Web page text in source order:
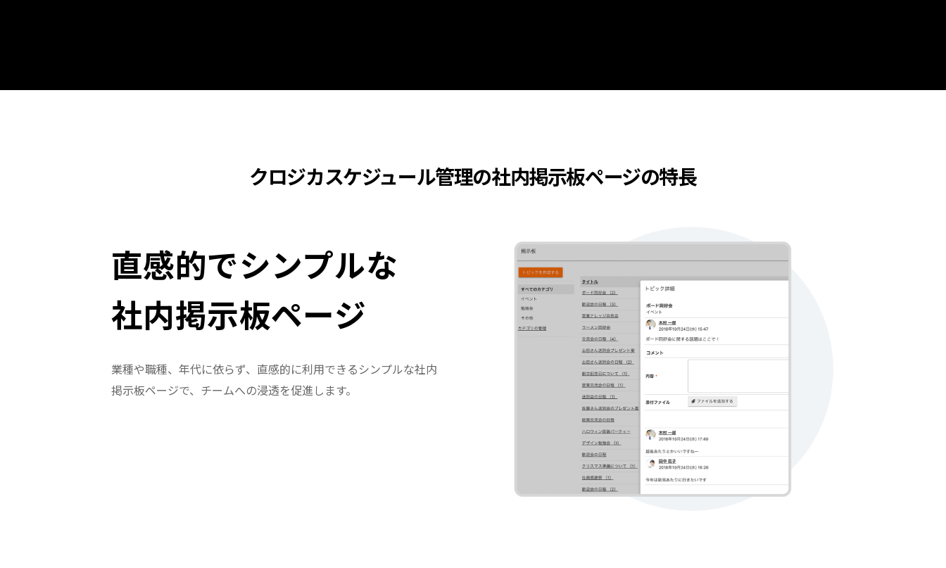
クロジカスケジュール管理の社内掲示板ページの特長
直感的でシンプルな
社内掲示板ページ
業種や職種、年代に依らず、直感的に利用できるシンプルな社内
掲示板ページで、チームへの浸透を促進します。